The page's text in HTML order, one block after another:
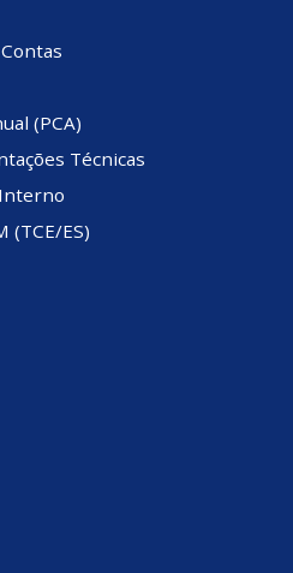
(PCA)
Técnicas
(TCE/ES)